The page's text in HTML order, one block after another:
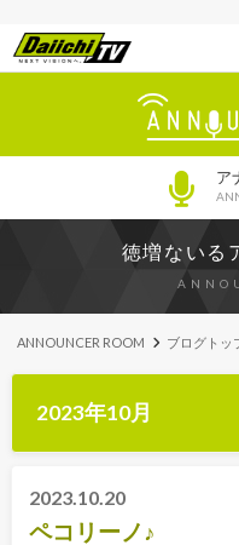
ア
徳増ないる
ANNOUNCER ROOM ブログトッ
2023年10月
2023.10.20
ペコリーノ♪